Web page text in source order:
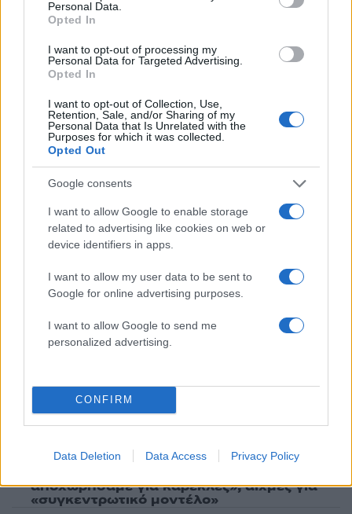
Personal Data.
Opted In
I want to opt-out of processing my
Personal Data for Targeted Advertising.
Opted In
I want to opt-out of Collection, Use,
Retention, Sale, and/or Sharing of my
Personal Data that Is Unrelated with the
Purposes for which it was collected.
Opted Out
Google consents
I want to allow Google to enable storage
related to advertising like cookies on web or
device identifiers in apps.
I want to allow my user data to be sent to
Google for online advertising purposes.
I want to allow Google to send me
personalized advertising.
CONFIRM
Data Deletion Data Access Privacy Policy
Υποβολή σχολίου
Όροι Χρήσης . Το site προστατεύεται από reCAPTCHA, ισχύουν
Κόσμος
ΓΥΡΙΣΜΑΤΑ
ΔΟΝ ΚΙΧΩΤΗΣ
Share:
Ακολουθήστε το Νewsit.gr στοGoogle Newsκαι
ενημερωθείτε πρώτοι για όλη την ειδησεογραφία και τα
Μύκονος: Βίντεο με τους αστυνομικούς να
εντοπίζουν την τσάντα Hermès και το
Rolex όπου άρπαξε Έλληνας οδηγός από
Αυγερινός, Μουτσάτσου και ακόμη 20
αποχωρήσαμε για καρέκλες», αιχμές για
«συγκεντρωτικό μοντέλο»